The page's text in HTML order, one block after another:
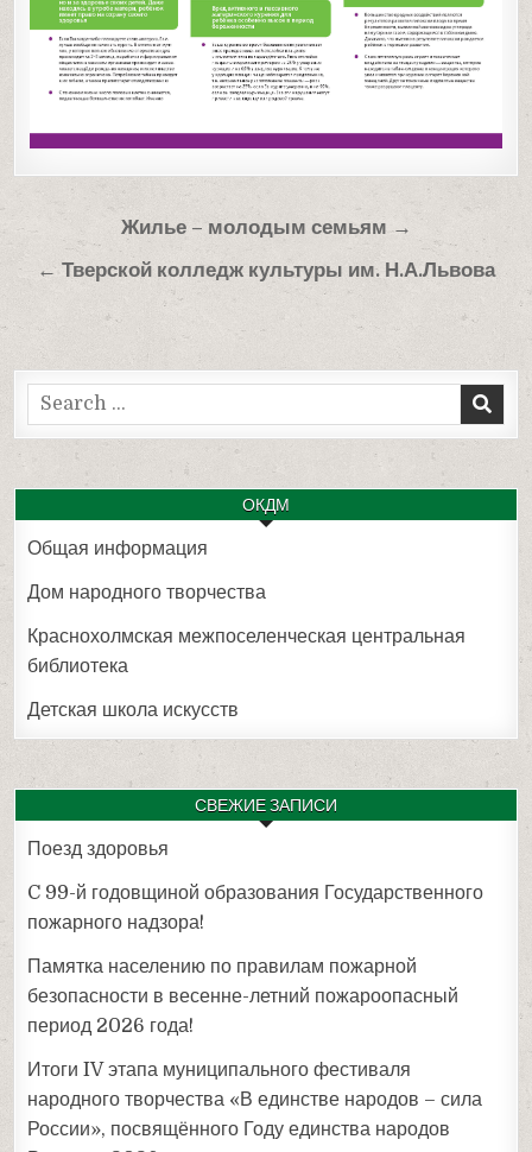
Навигация
по
записям
Жилье – молодым семьям →
← Тверской колледж культуры им. Н.А.Львова
Search
for:
ОКДМ
Общая информация
Дом народного творчества
Краснохолмская межпоселенческая центральная
библиотека
Детская школа искусств
СВЕЖИЕ ЗАПИСИ
Поезд здоровья
C 99-й годовщиной образования Государственного
пожарного надзора!
Памятка населению по правилам пожарной
безопасности в весенне-летний пожароопасный
период 2026 года!
Итоги IV этапа муниципального фестиваля
народного творчества «В единстве народов – сила
России», посвящённого Году единства народов